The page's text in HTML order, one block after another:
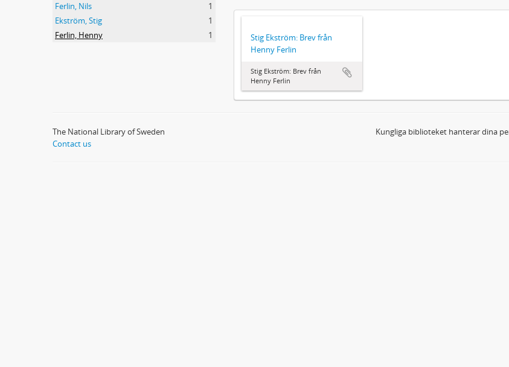
Ferlin, Nils
1
Ekström, Stig
1
Ferlin, Henny
1
Stig Ekström: Brev från
Henny Ferlin
Stig Ekström: Brev från
Henny Ferlin
The National Library of Sweden
Contact us
Kungliga biblioteket hanterar dina